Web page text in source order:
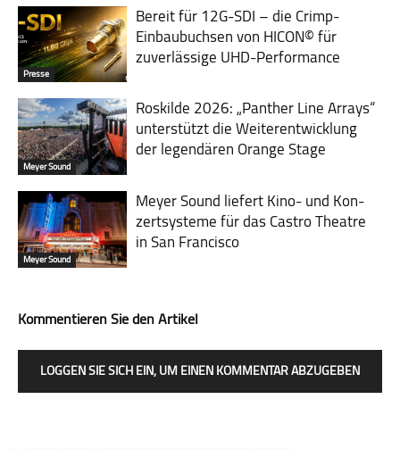
Presse
Bereit für 12G-SDI – die Crimp-
Einbaubuchsen von HICON© für
zuverlässige UHD-Performance
Meyer Sound
Roskilde 2026: „Panther Line Arrays“
unterstützt die Weiterentwicklung
der legendären Orange Stage
Meyer Sound
Meyer Sound liefert Kino- und Kon­
zert­sys­teme für das Castro Theatre
in San Francisco
Kommentieren Sie den Artikel
LOGGEN SIE SICH EIN, UM EINEN KOMMENTAR ABZUGEBEN